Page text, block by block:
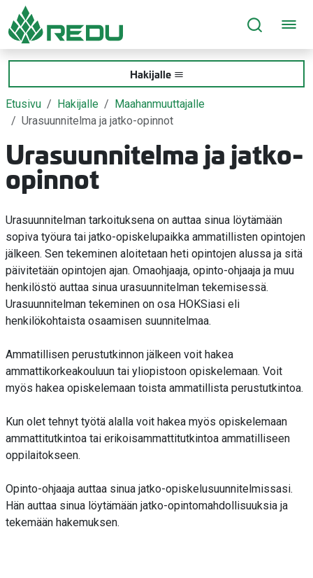
Siirry sivusisältöön
Hakijalle
Etusivu Hakijalle
Maahanmuuttajalle
Urasuunnitelma ja jatko-opinnot
Urasuunnitelma ja jatko-
opinnot
Urasuunnitelman tarkoituksena on auttaa sinua löytämään
sopiva työura tai jatko-opiskelupaikka ammatillisten opintojen
jälkeen. Sen tekeminen aloitetaan heti opintojen alussa ja sitä
päivitetään opintojen ajan. Omaohjaaja, opinto-ohjaaja ja muu
henkilöstö auttaa sinua urasuunnitelman tekemisessä.
Urasuunnitelman tekeminen on osa HOKSiasi eli
henkilökohtaista osaamisen suunnitelmaa.
Ammatillisen perustutkinnon jälkeen voit hakea
ammattikorkeakouluun tai yliopistoon opiskelemaan. Voit
myös hakea opiskelemaan toista ammatillista perustutkintoa.
Kun olet tehnyt työtä alalla voit hakea myös opiskelemaan
ammattitutkintoa tai erikoisammattitutkintoa ammatilliseen
oppilaitokseen.
Opinto-ohjaaja auttaa sinua jatko-opiskelusuunnitelmissasi.
Hän auttaa sinua löytämään jatko-opintomahdollisuuksia ja
tekemään hakemuksen.